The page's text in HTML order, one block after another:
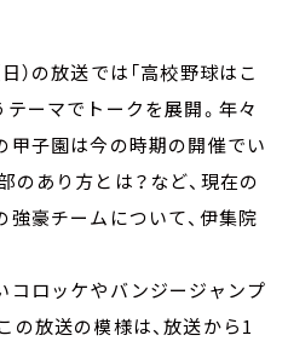
）の放送では「高校野球はこ
テーマでトークを展開。年々
甲子園は今の時期の開催でい
のあり方とは？など、現在の
強豪チームについて、伊集院
コロッケやバンジージャンプ
の放送の模様は、放送から1